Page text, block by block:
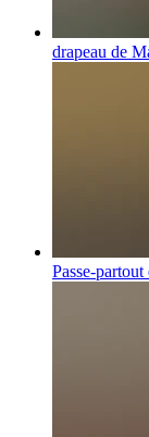
drapeau de
Passe-partout